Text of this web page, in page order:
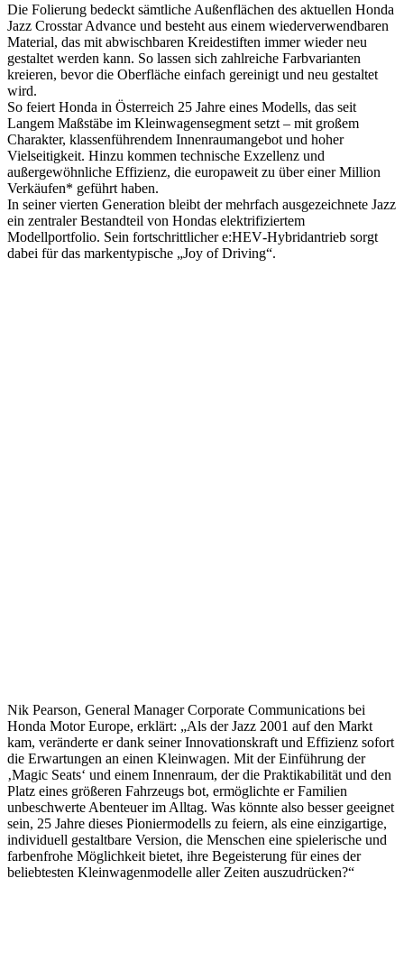
Die Folierung bedeckt sämtliche Außenflächen des aktuellen Honda
Jazz Crosstar Advance und besteht aus einem wiederverwendbaren
Material, das mit abwischbaren Kreidestiften immer wieder neu
gestaltet werden kann. So lassen sich zahlreiche Farbvarianten
kreieren, bevor die Oberfläche einfach gereinigt und neu gestaltet
wird.
So feiert Honda in Österreich 25 Jahre eines Modells, das seit
Langem Maßstäbe im Kleinwagensegment setzt – mit großem
Charakter, klassenführendem Innenraumangebot und hoher
Vielseitigkeit. Hinzu kommen technische Exzellenz und
außergewöhnliche Effizienz, die europaweit zu über einer Million
Verkäufen* geführt haben.
In seiner vierten Generation bleibt der mehrfach ausgezeichnete Jazz
ein zentraler Bestandteil von Hondas elektrifiziertem
Modellportfolio. Sein fortschrittlicher e:HEV‑Hybridantrieb sorgt
dabei für das markentypische „Joy of Driving“.
Nik Pearson, General Manager Corporate Communications bei
Honda Motor Europe, erklärt: „Als der Jazz 2001 auf den Markt
kam, veränderte er dank seiner Innovationskraft und Effizienz sofort
die Erwartungen an einen Kleinwagen. Mit der Einführung der
‚Magic Seats‘ und einem Innenraum, der die Praktikabilität und den
Platz eines größeren Fahrzeugs bot, ermöglichte er Familien
unbeschwerte Abenteuer im Alltag. Was könnte also besser geeignet
sein, 25 Jahre dieses Pioniermodells zu feiern, als eine einzigartige,
individuell gestaltbare Version, die Menschen eine spielerische und
farbenfrohe Möglichkeit bietet, ihre Begeisterung für eines der
beliebtesten Kleinwagenmodelle aller Zeiten auszudrücken?“